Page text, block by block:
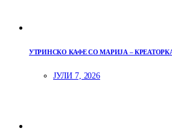
УТРИНСКО КАФЕ СО МАРИЈА –
ЈУЛИ 7, 2026